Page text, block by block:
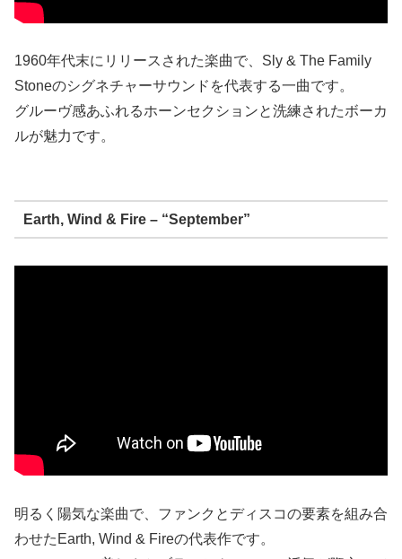
1960年代末にリリースされた楽曲で、Sly & The Family
Stoneのシグネチャーサウンドを代表する一曲です。
グルーヴ感あふれるホーンセクションと洗練されたボーカ
ルが魅力です。
Earth, Wind & Fire – “September”
明るく陽気な楽曲で、ファンクとディスコの要素を組み合
わせたEarth, Wind & Fireの代表作です。